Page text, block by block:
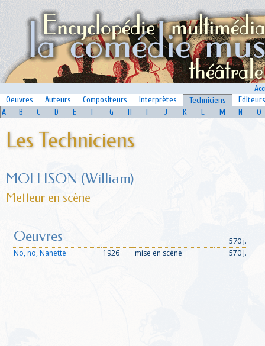
Oeuvres
Auteurs Compositeurs Interprètes Techniciens
Editeurs
A
B C D E F G H I J K L M N O
Les Techniciens
MOLLISON (William)
Metteur en scène
Oeuvres 570 j.
No, no, Nanette 1926 mise en scène 570 J.